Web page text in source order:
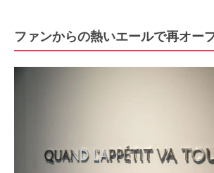
ファンからの熱いエールで再オー